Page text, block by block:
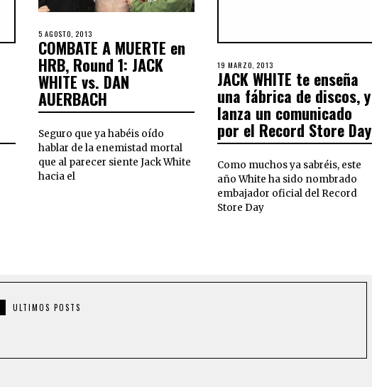
5 AGOSTO, 2013
COMBATE A MUERTE en
HRB, Round 1: JACK
WHITE vs. DAN
AUERBACH
Seguro que ya habéis oído
hablar de la enemistad mortal
que al parecer siente Jack White
hacia el
19 MARZO, 2013
JACK WHITE te enseña
una fábrica de discos, y
lanza un comunicado
por el Record Store Day
Como muchos ya sabréis, este
año White ha sido nombrado
embajador oficial del Record
Store Day
ULTIMOS POSTS